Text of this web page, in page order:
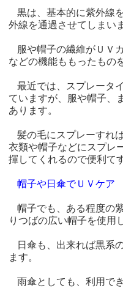
黒は、基本的に紫外線
外線を通過させてしまい
服や帽子の繊維がＵＶ
などの機能ももったもの
最近では、スプレータ
ていますが、服や帽子、
あります。
髪の毛にスプレーすれ
衣類や帽子などにスプレ
揮してくれるので便利てす
帽子や日傘でＵＶケア
帽子でも、ある程度の
りつばの広い帽子を使用
日傘も、出来れば黒系
ます。
雨傘としても、利用で